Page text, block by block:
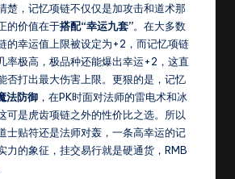
楚，记忆项链不仅仅是加攻击和道术那
的价值在于搭配“幸运九套”。在大多数
的幸运值上限被设定为+2，而记忆项链
率极高，极品种还能爆出幸运+2，这直
否打出最大伤害上限。更狠的是，记忆
法防御 ，在PK时面对法师的雷电术和冰
可是虎齿项链之外的性价比之选。所以
士贴符还是法师对轰，一条高幸运的记
力的象征，挂交易行就是硬通货，RMB